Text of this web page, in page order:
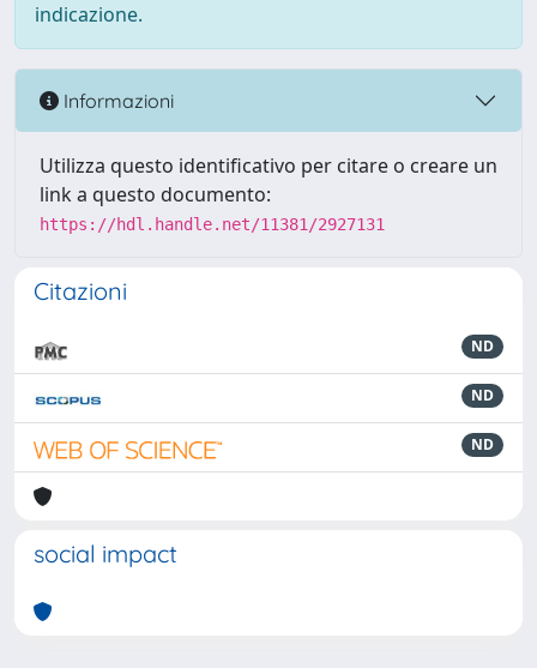
indicazione.
Informazioni
Utilizza questo identificativo per citare o creare un
link a questo documento:
https://hdl.handle.net/11381/2927131
Citazioni
ND
ND
ND
social impact